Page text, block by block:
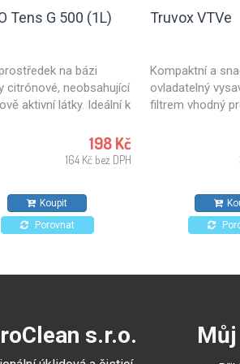
Tens G 500 (1L)
na bázi
citrónové, neobsahující
aktivní látky. Ideální k
nábytku.
také na kameninové
198 Kč
164 Kč bez DPH
Koupit
Porovnat
Truvox VTVe
Kompaktní a
ovladatelný
filtrem vhodný
pro úklid
obchodů..
s.r.o.